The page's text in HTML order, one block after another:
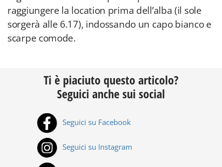
raggiungere la location prima dell’alba (il sole
sorgerà alle 6.17), indossando un capo bianco e
scarpe comode.
Ti è piaciuto questo articolo?
Seguici anche sui social
Seguici su Facebook
Seguici su Instagram